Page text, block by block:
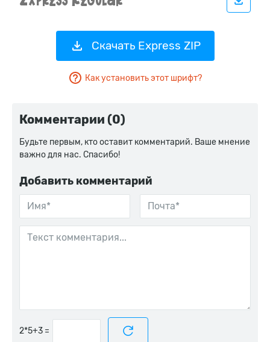
Скачать Express ZIP
Как установить этот шрифт?
Комментарии (0)
Будьте первым, кто оставит комментарий. Ваше мнение
важно для нас. Спасибо!
Добавить комментарий
=